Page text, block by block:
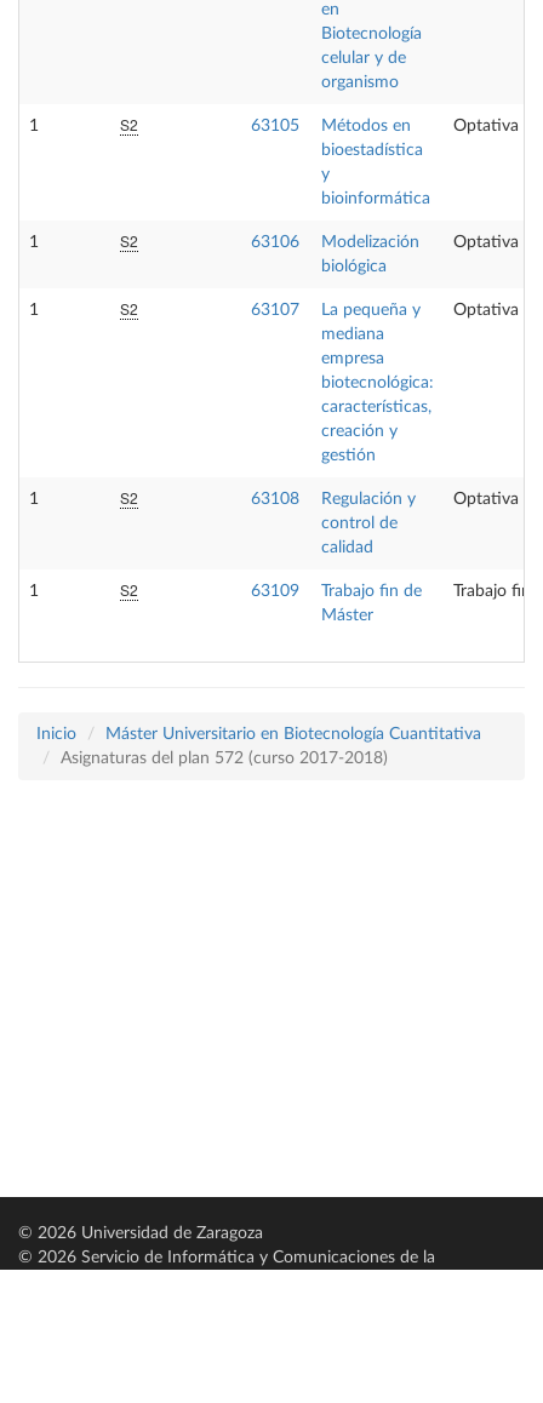
en
Biotecnología
celular y de
organismo
1 S2 63105
Métodos en
bioestadística
y
bioinformática
Optativa
1 S2 63106
Modelización
biológica
Optativa
1 S2 63107
La pequeña y
mediana
empresa
biotecnológica:
características,
creación y
gestión
Optativa
1 S2 63108
Regulación y
control de
calidad
Optativa
1 S2 63109
Trabajo fin de
Máster
Trabajo fin
Inicio
Máster Universitario en Biotecnología Cuantitativa
Asignaturas del plan 572 (curso 2017-2018)
© 2026 Universidad de Zaragoza
© 2026 Servicio de Informática y Comunicaciones de la